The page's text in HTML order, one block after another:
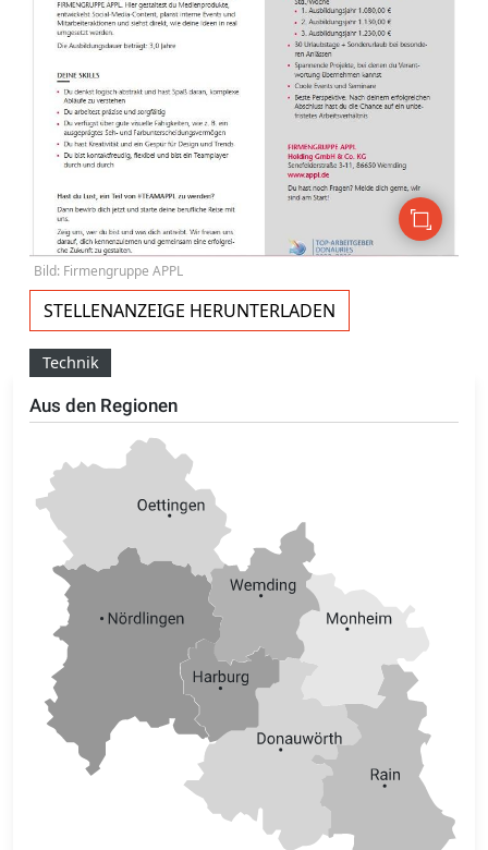
Bild: Firmengruppe APPL
STELLENANZEIGE HERUNTERLADEN
Technik
Aus den Regionen